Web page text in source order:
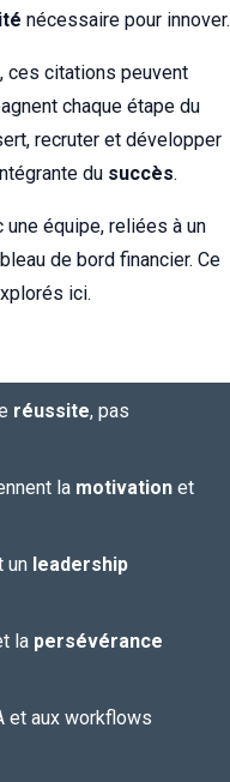
nécessaire pour innover.
ces citations peuvent
chaque étape du
recruter et développer
du succès.
équipe, reliées à un
de bord financier. Ce
ici.
réussite, pas
la motivation et
un leadership
la persévérance
et aux workflows